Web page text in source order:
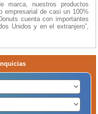
marca, nuestros productos
empresarial de casi un 100%
cuenta con importantes
Unidos y en el extranjero”,